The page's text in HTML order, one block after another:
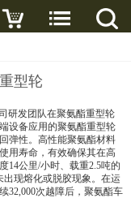
型轮
研发团队在聚氨酯重型轮
设备应用的聚氨酯重型轮
弹性。高性能聚氨酯材料
用寿命，有效确保其在高
14公里/小时、载重2.5吨的
现熔化或脱胶现象。在运
32,000次越障后，聚氨酯车